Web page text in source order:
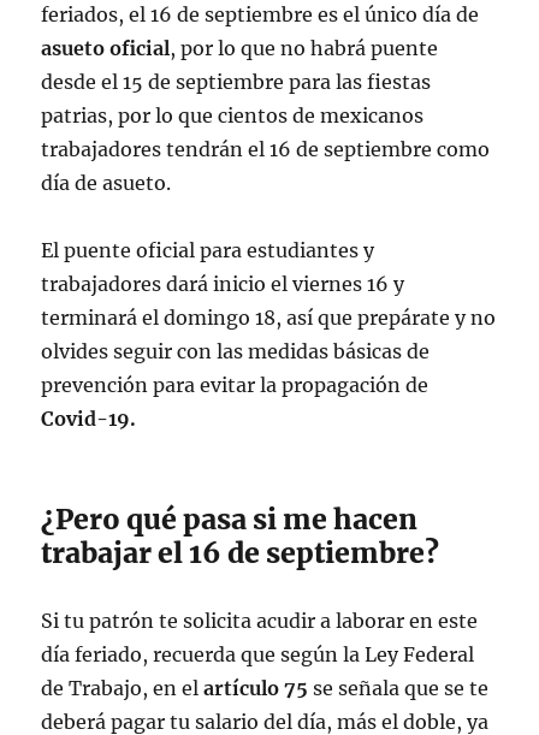
feriados, el 16 de septiembre es el único día de
asueto oficial, por lo que no habrá puente
desde el 15 de septiembre para las fiestas
patrias, por lo que cientos de mexicanos
trabajadores tendrán el 16 de septiembre como
día de asueto.
El puente oficial para estudiantes y
trabajadores dará inicio el viernes 16 y
terminará el domingo 18, así que prepárate y no
olvides seguir con las medidas básicas de
prevención para evitar la propagación de
Covid-19.
¿Pero qué pasa si me hacen
trabajar el 16 de septiembre?
Si tu patrón te solicita acudir a laborar en este
día feriado, recuerda que según la Ley Federal
de Trabajo, en elartículo 75 se señala que se te
deberá pagar tu salario del día, más el doble, ya